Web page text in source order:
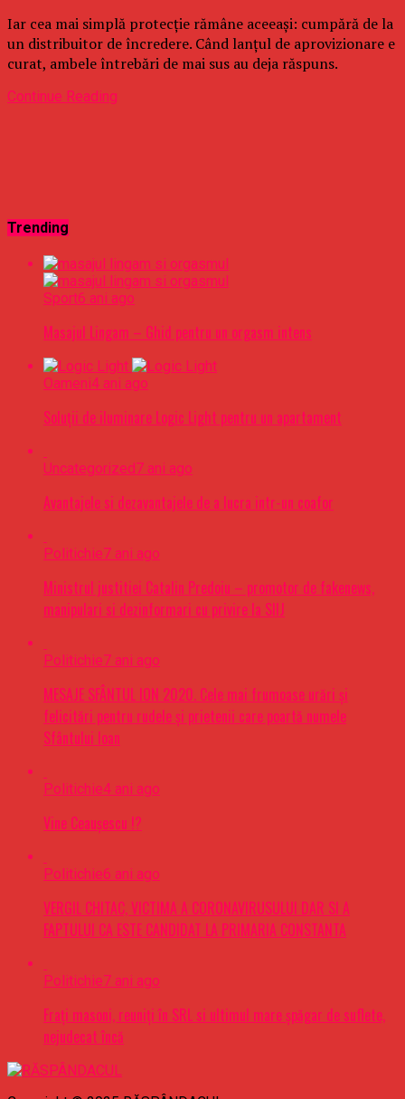
Iar cea mai simplă protecție rămâne aceeași: cumpără de la
un distribuitor de încredere. Când lanțul de aprovizionare e
curat, ambele întrebări de mai sus au deja răspuns.
Continue Reading
Trending
Sport6 ani ago
Masajul Lingam – Ghid pentru un orgasm intens
Oameni4 ani ago
Soluții de iluminare Logic Light pentru un apartament
Uncategorized7 ani ago
Avantajele si dezavantajele de a lucra intr-un coafor
Politichie7 ani ago
Ministrul justitiei Catalin Predoiu – promotor de fakenews,
manipulari si dezinformari cu privire la SIIJ
Politichie7 ani ago
MESAJE SFÂNTUL ION 2020. Cele mai frumoase urări şi
felicitări pentru rudele şi prietenii care poartă numele
Sfântului Ioan
Politichie4 ani ago
Vine Ceaușescu !?
Politichie6 ani ago
VERGIL CHITAC, VICTIMA A CORONAVIRUSULUI DAR SI A
FAPTULUI CA ESTE CANDIDAT LA PRIMARIA CONSTANTA
Politichie7 ani ago
Frați masoni, reuniți în SRL si ultimul mare șpăgar de suflete,
nejudecat încă